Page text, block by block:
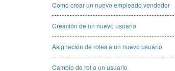
Como crear un nuevo empleado vendedor
Creación de un nuevo usuario
Asignación de roles a un nuevo usuario
Cambio de rol a un usuario